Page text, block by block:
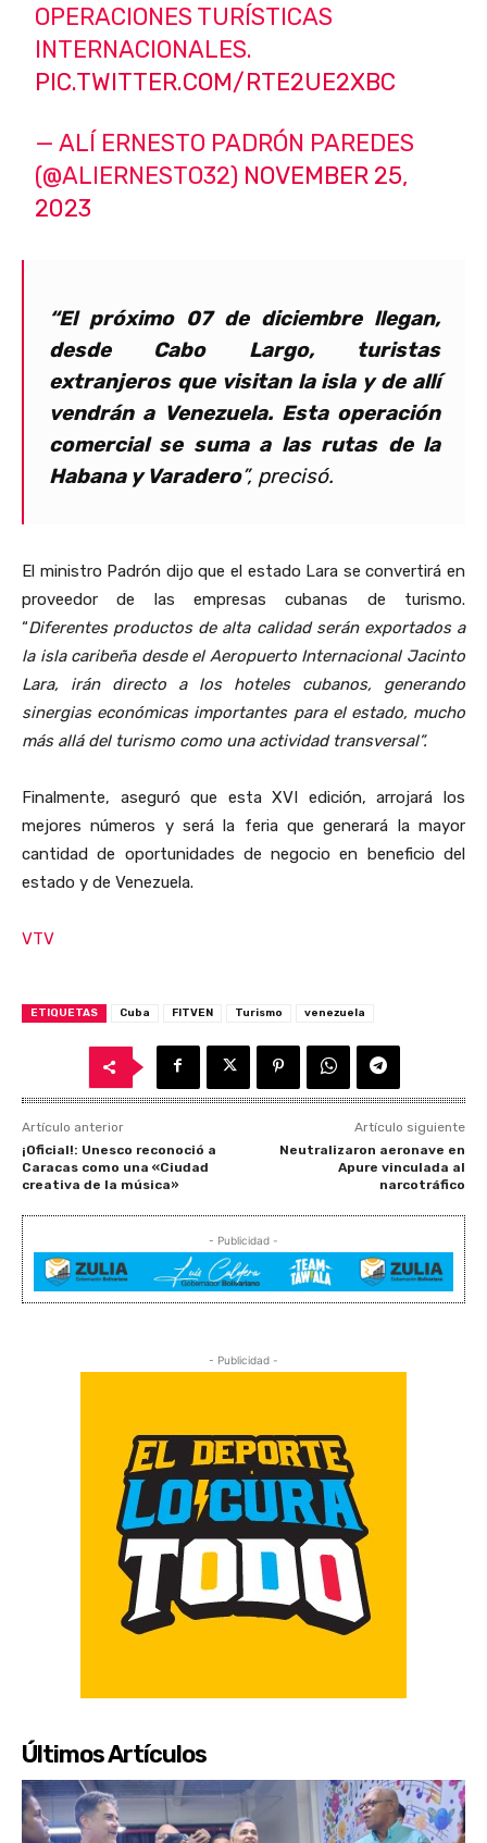
OPERACIONES TURÍSTICAS
INTERNACIONALES.
PIC.TWITTER.COM/RTE2UE2XBC
— ALÍ ERNESTO PADRÓN PAREDES
(@ALIERNESTO32) NOVEMBER 25,
2023
“El próximo 07 de diciembre llegan,
desde Cabo Largo, turistas
extranjeros que visitan la isla y de allí
vendrán a Venezuela. Esta operación
comercial se suma a las rutas de la
Habana y Varadero”, precisó.
El ministro Padrón dijo que el estado Lara se convertirá en
proveedor de las empresas cubanas de turismo.
“Diferentes productos de alta calidad serán exportados a
la isla caribeña desde el Aeropuerto Internacional Jacinto
Lara, irán directo a los hoteles cubanos, generando
sinergias económicas importantes para el estado, mucho
más allá del turismo como una actividad transversal”.
Finalmente, aseguró que esta XVI edición, arrojará los
mejores números y será la feria que generará la mayor
cantidad de oportunidades de negocio en beneficio del
estado y de Venezuela.
VTV
ETIQUETAS Cuba FITVEN Turismo venezuela
Artículo anterior
¡Oficial!: Unesco reconoció a
Caracas como una «Ciudad
creativa de la música»
Artículo siguiente
Neutralizaron aeronave en
Apure vinculada al
narcotráfico
- Publicidad -
- Publicidad -
Últimos Artículos